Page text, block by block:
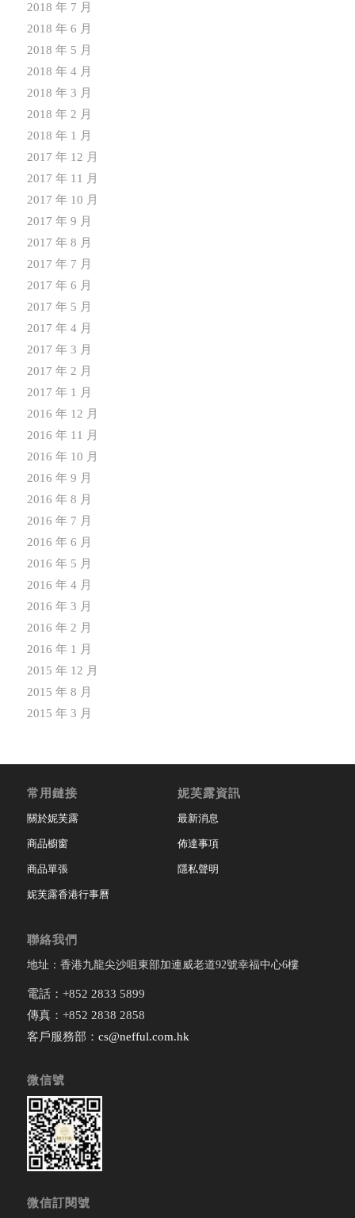
2018 年 7 月
2018 年 6 月
2018 年 5 月
2018 年 4 月
2018 年 3 月
2018 年 2 月
2018 年 1 月
2017 年 12 月
2017 年 11 月
2017 年 10 月
2017 年 9 月
2017 年 8 月
2017 年 7 月
2017 年 6 月
2017 年 5 月
2017 年 4 月
2017 年 3 月
2017 年 2 月
2017 年 1 月
2016 年 12 月
2016 年 11 月
2016 年 10 月
2016 年 9 月
2016 年 8 月
2016 年 7 月
2016 年 6 月
2016 年 5 月
2016 年 4 月
2016 年 3 月
2016 年 2 月
2016 年 1 月
2015 年 12 月
2015 年 8 月
2015 年 3 月
常用鏈接
關於妮芙露
商品櫥窗
商品單張
妮芙露香港行事曆
妮芙露資訊
最新消息
佈達事項
隱私聲明
聯絡我們
地址：香港九龍尖沙咀東部加連威老道92號幸福中心6樓
電話：+852 2833 5899
傳真：+852 2838 2858
客戶服務部： cs@nefful.com.hk
微信號
微信訂閱號